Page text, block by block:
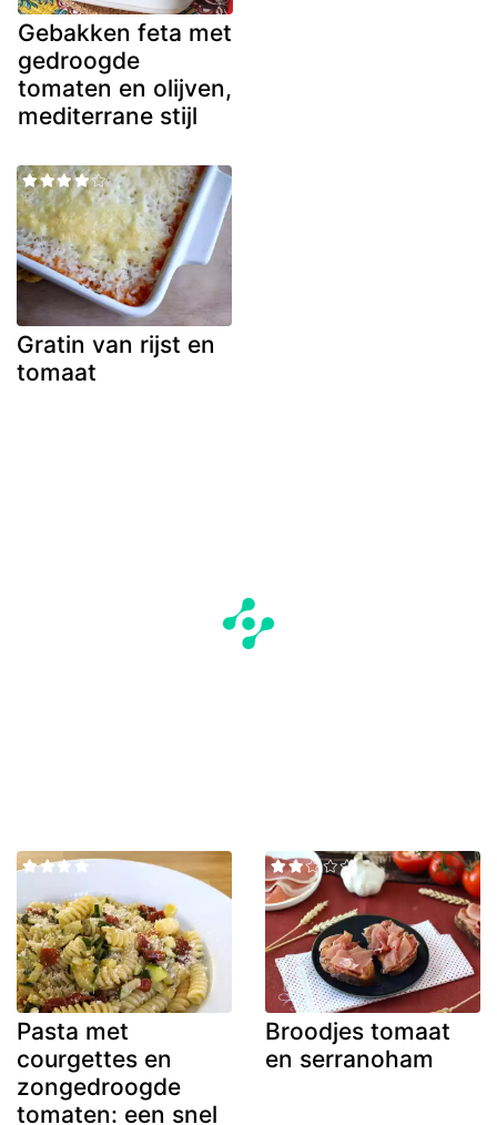
Gebakken feta met
gedroogde
tomaten en olijven,
mediterrane stijl
Gratin van rijst en
tomaat
Pasta met
courgettes en
zongedroogde
tomaten: een snel
Broodjes tomaat
en serranoham